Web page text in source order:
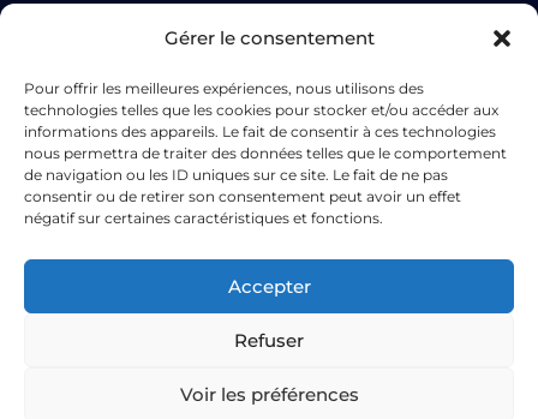
Gérer le consentement
Pour offrir les meilleures expériences, nous utilisons des
technologies telles que les cookies pour stocker et/ou accéder aux
informations des appareils. Le fait de consentir à ces technologies
nous permettra de traiter des données telles que le comportement
de navigation ou les ID uniques sur ce site. Le fait de ne pas
consentir ou de retirer son consentement peut avoir un effet
négatif sur certaines caractéristiques et fonctions.
Accepter
Refuser
Voir les préférences
MECAJET accompagne ses clients à travers toute
l’Europe, en fournissant des pièces usinées et
exigences les plus strictes de l’industrie.